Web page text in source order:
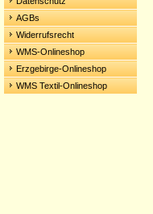
AGBs
Widerrufsrecht
WMS-Onlineshop
Erzgebirge-Onlineshop
WMS Textil-Onlineshop